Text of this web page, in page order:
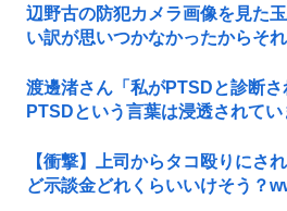
辺野古の防犯カメラ画像を見た
い訳が思いつかなかったからそ
渡邊渚さん「私がPTSDと診断
PTSDという言葉は浸透されて
【衝撃】上司からタコ殴りにさ
ど示談金どれくらいいけそう？